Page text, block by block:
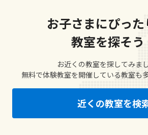
お子さまにぴった
教室を探そう
お近くの教室を探してみま
無料で体験教室を開催している教室も
近くの教室を検